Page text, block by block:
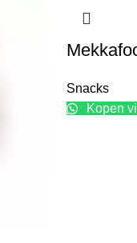
Snacks
Kopen